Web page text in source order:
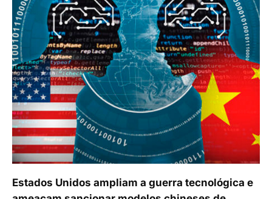
Estados Unidos ampliam a guerra tecnológica e